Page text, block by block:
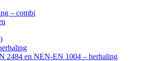
– combi
2484 en NEN-EN 1004 – herhaling